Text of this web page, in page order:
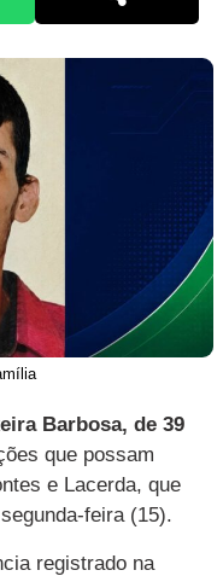
Barbosa, de 39
que possam
e Lacerda, que
feira (15).
registrado na